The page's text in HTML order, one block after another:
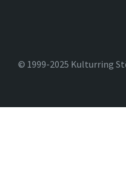
© 1999-2025 Kulturring